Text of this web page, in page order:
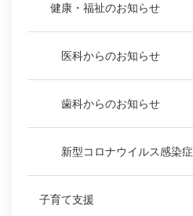
健康・福祉のお知らせ
医科からのお知らせ
歯科からのお知らせ
新型コロナウイルス感染症
子育て支援